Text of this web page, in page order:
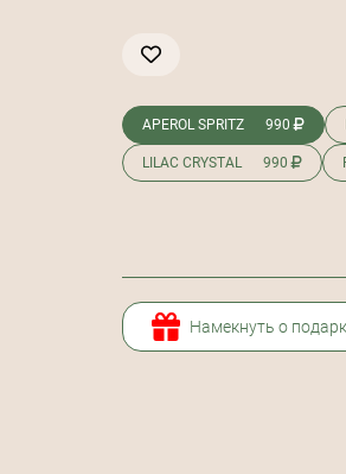
APEROL SPRITZ 990
LILAC CRYSTAL 990
Намекнуть о